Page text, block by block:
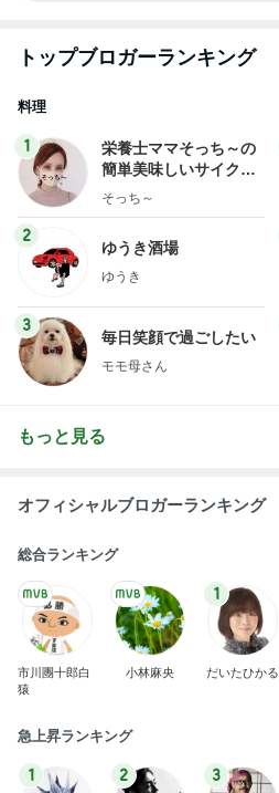
トップブロガーランキング
料理
1
栄養士ママそっち～の
簡単美味しいサイクル
献立
そっち～
2
ゆうき酒場
ゆうき
3
毎日笑顔で過ごしたい
モモ母さん
もっと見る
オフィシャルブロガーランキング
総合ランキング
市川團十郎白
猿
小林麻央
1
だいたひかる
急上昇ランキング
1 2 3